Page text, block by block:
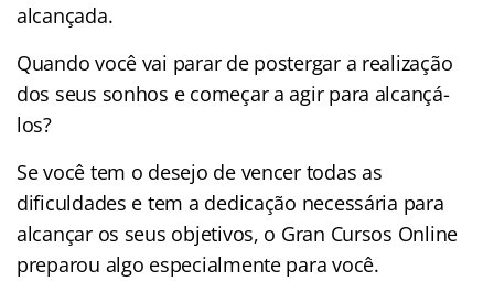
alcançada.
Quando você vai parar de postergar a realização
dos seus sonhos e começar a agir para alcançá-
los?
Se você tem o desejo de vencer todas as
dificuldades e tem a dedicação necessária para
alcançar os seus objetivos, o Gran Cursos Online
preparou algo especialmente para você.